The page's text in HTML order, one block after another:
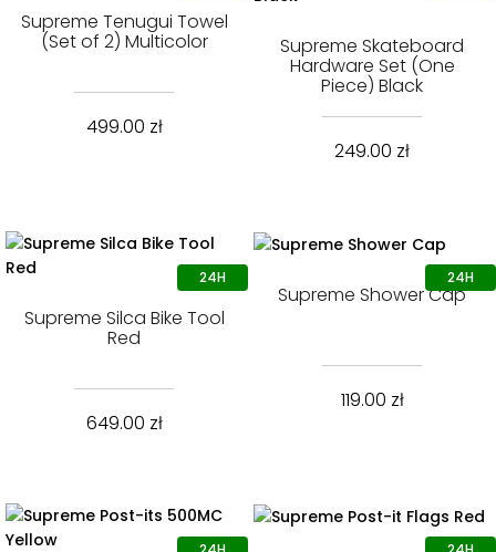
Supreme Tenugui Towel
(Set of 2) Multicolor
499.00 zł
Supreme Skateboard
Hardware Set (One
Piece) Black
249.00 zł
Supreme Silca Bike Tool
Red
649.00 zł
Supreme Shower Cap
119.00 zł